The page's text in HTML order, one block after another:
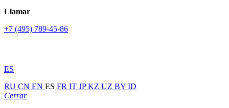
Llamar
+7 (495) 789-45-86
ES
RU CN EN ES FR IT JPKZ UZ BY ID
Cerrar